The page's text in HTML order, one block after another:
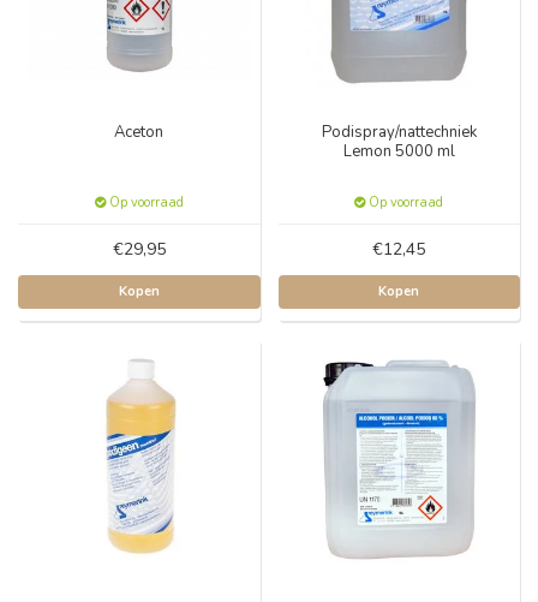
Aceton
Op voorraad
€29,95
Kopen
Podispray/nattechniek
Lemon 5000 ml
Op voorraad
€12,45
Kopen